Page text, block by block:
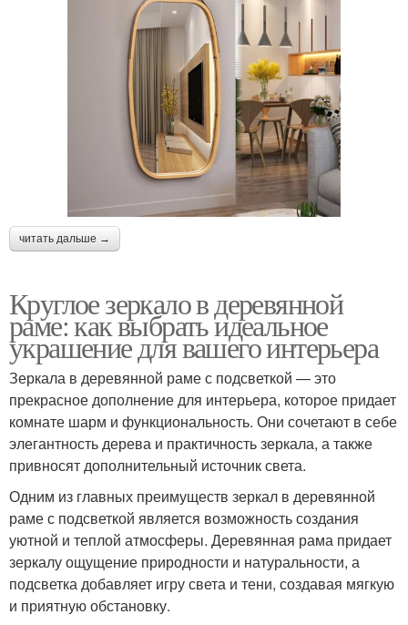
читать дальше →
Круглое зеркало в деревянной
раме: как выбрать идеальное
украшение для вашего интерьера
Зеркала в деревянной раме с подсветкой — это
прекрасное дополнение для интерьера, которое придает
комнате шарм и функциональность. Они сочетают в себе
элегантность дерева и практичность зеркала, а также
привносят дополнительный источник света.
Одним из главных преимуществ зеркал в деревянной
раме с подсветкой является возможность создания
уютной и теплой атмосферы. Деревянная рама придает
зеркалу ощущение природности и натуральности, а
подсветка добавляет игру света и тени, создавая мягкую
и приятную обстановку.